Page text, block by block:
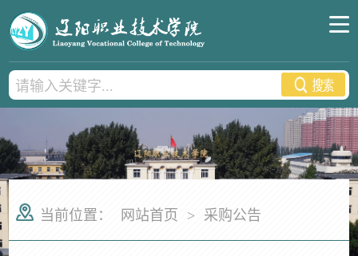
当前位置： 网站首页 > 采购公告